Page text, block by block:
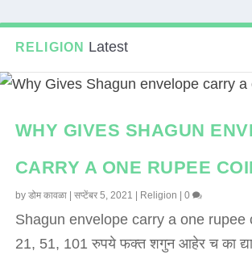
RELIGION Latest
WHY GIVES SHAGUN
CARRY A ONE RUPEE
by डोम कावळा| सप्टेंबर 5, 2021 Religion 0
Shagun envelope carry a one rupee
21, 51, 101 रुपये फक्त शगुन आहेर च का